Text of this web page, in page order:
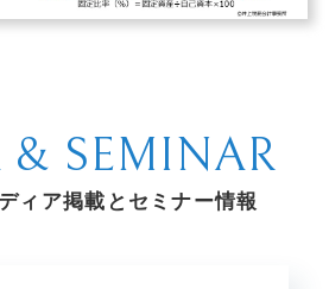
& SEMINAR
ィア掲載とセミナー情報